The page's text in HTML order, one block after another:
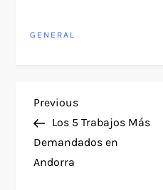
GENERAL
P
o
s
Previous
Post
Previous
Los 5 Trabajos Más
Demandados en
Andorra